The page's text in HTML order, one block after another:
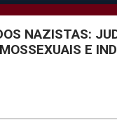
NAZISTAS:
E